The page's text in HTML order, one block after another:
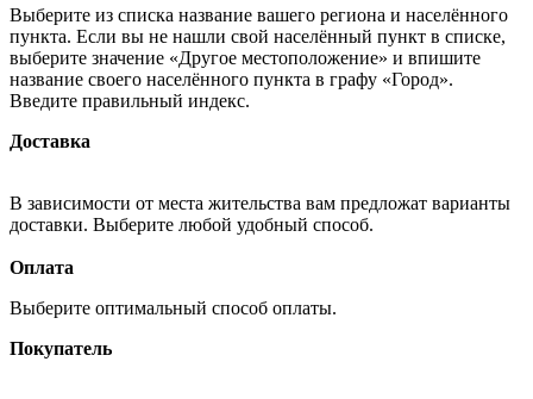
Выберите из списка название вашего региона и населённого
пункта. Если вы не нашли свой населённый пункт в списке,
выберите значение «Другое местоположение» и впишите
название своего населённого пункта в графу «Город».
Введите правильный индекс.
Доставка
В зависимости от места жительства вам предложат варианты
доставки. Выберите любой удобный способ.
Оплата
Выберите оптимальный способ оплаты.
Покупатель